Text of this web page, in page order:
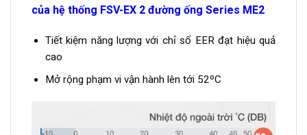
của hệ thống FSV-EX 2 đường ống Series ME2
Tiết kiệm năng lượng với chỉ số EER đạt hiệu quả
cao
Mở rộng phạm vi vận hành lên tới 52ºC